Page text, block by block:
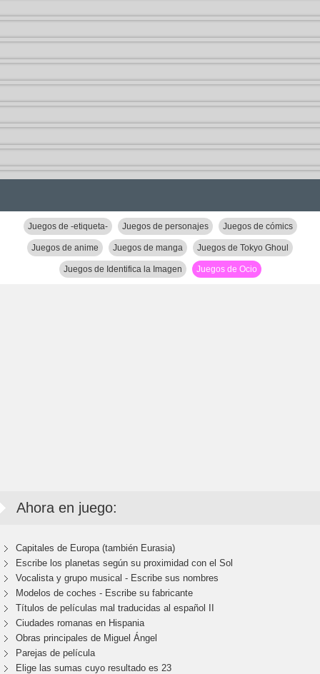
Juegos de -etiqueta- Juegos de personajes Juegos de cómics
Juegos de anime Juegos de manga Juegos de Tokyo Ghoul
Juegos de Identifica la Imagen Juegos de Ocio
Ahora en juego:
Capitales de Europa (también Eurasia)
Escribe los planetas según su proximidad con el Sol
Vocalista y grupo musical - Escribe sus nombres
Modelos de coches - Escribe su fabricante
Títulos de películas mal traducidas al español II
Ciudades romanas en Hispania
Obras principales de Miguel Ángel
Parejas de película
Elige las sumas cuyo resultado es 23